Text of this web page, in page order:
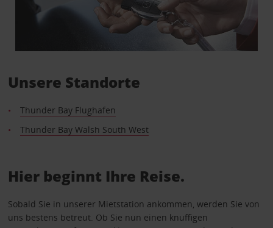
Unsere Standorte
Thunder Bay Flughafen
Thunder Bay Walsh South West
Hier beginnt Ihre Reise.
Sobald Sie in unserer Mietstation ankommen, werden Sie von
uns bestens betreut. Ob Sie nun einen knuffigen